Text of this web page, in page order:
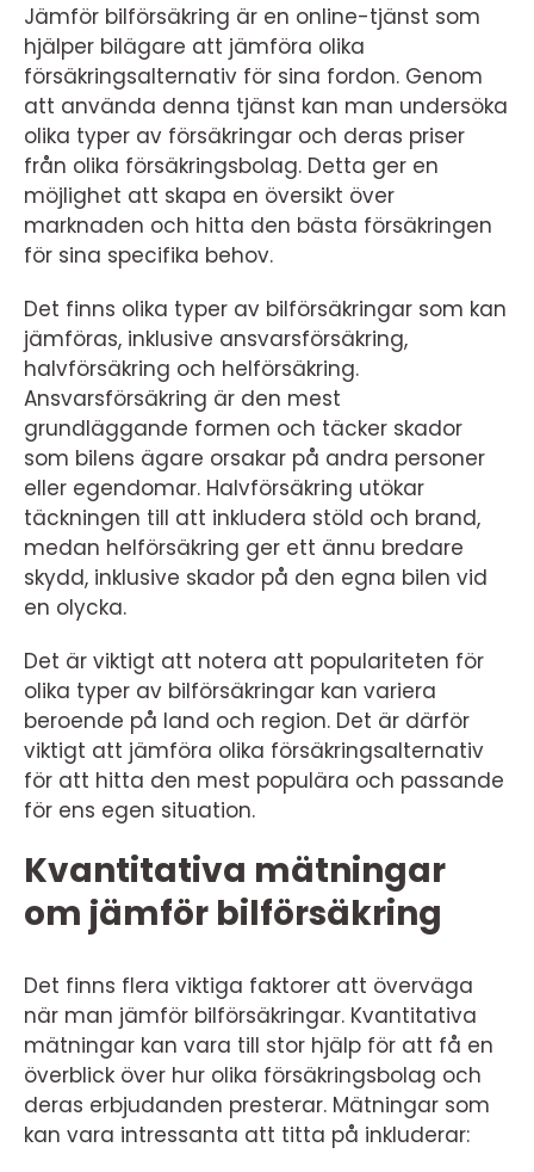
Jämför bilförsäkring är en online-tjänst som
hjälper bilägare att jämföra olika
försäkringsalternativ för sina fordon. Genom
att använda denna tjänst kan man undersöka
olika typer av försäkringar och deras priser
från olika försäkringsbolag. Detta ger en
möjlighet att skapa en översikt över
marknaden och hitta den bästa försäkringen
för sina specifika behov.
Det finns olika typer av bilförsäkringar som kan
jämföras, inklusive ansvarsförsäkring,
halvförsäkring och helförsäkring.
Ansvarsförsäkring är den mest
grundläggande formen och täcker skador
som bilens ägare orsakar på andra personer
eller egendomar. Halvförsäkring utökar
täckningen till att inkludera stöld och brand,
medan helförsäkring ger ett ännu bredare
skydd, inklusive skador på den egna bilen vid
en olycka.
Det är viktigt att notera att populariteten för
olika typer av bilförsäkringar kan variera
beroende på land och region. Det är därför
viktigt att jämföra olika försäkringsalternativ
för att hitta den mest populära och passande
för ens egen situation.
Kvantitativa mätningar
om jämför bilförsäkring
Det finns flera viktiga faktorer att överväga
när man jämför bilförsäkringar. Kvantitativa
mätningar kan vara till stor hjälp för att få en
överblick över hur olika försäkringsbolag och
deras erbjudanden presterar. Mätningar som
kan vara intressanta att titta på inkluderar: